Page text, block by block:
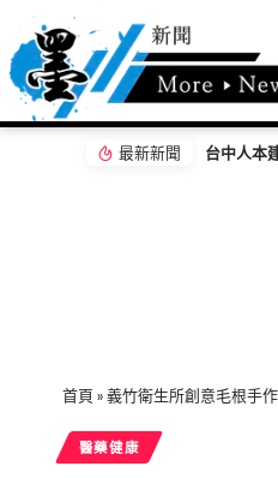
最新新聞 守護鄉親
首頁 »義竹衛生所創意毛根手
醫藥健康